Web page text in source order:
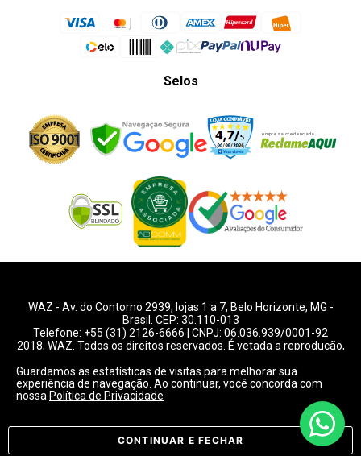
Selos
WAZ - Av. do Contorno 2939, lojas 1 a 7, Belo Horizonte, MG -
Brasil. CEP: 30.110-013
Telefone: +55 (31) 2126-6666 | CNPJ: 06.036.939/0001-92
2018, WAZ. Todos os direitos reservados. É vetada a reprodução,
Preços e condições de pagamentos válidos exclusivamente
para compras pelo website.
Guardamos as estatísticas de visitas para melhorar sua
experiência de navegação. Ao continuar, você concorda com
nossa Política de Privacidade
CONTINUAR E FECHAR